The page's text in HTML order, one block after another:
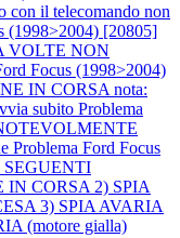
con il telecomando non
(1998>2004) [20805]
VOLTE NON
Focus (1998>2004)
IN CORSA nota:
subito Problema
Problema Ford Focus
SEGUENTI
IN CORSA 2) SPIA
3) SPIA AVARIA
(motore gialla)